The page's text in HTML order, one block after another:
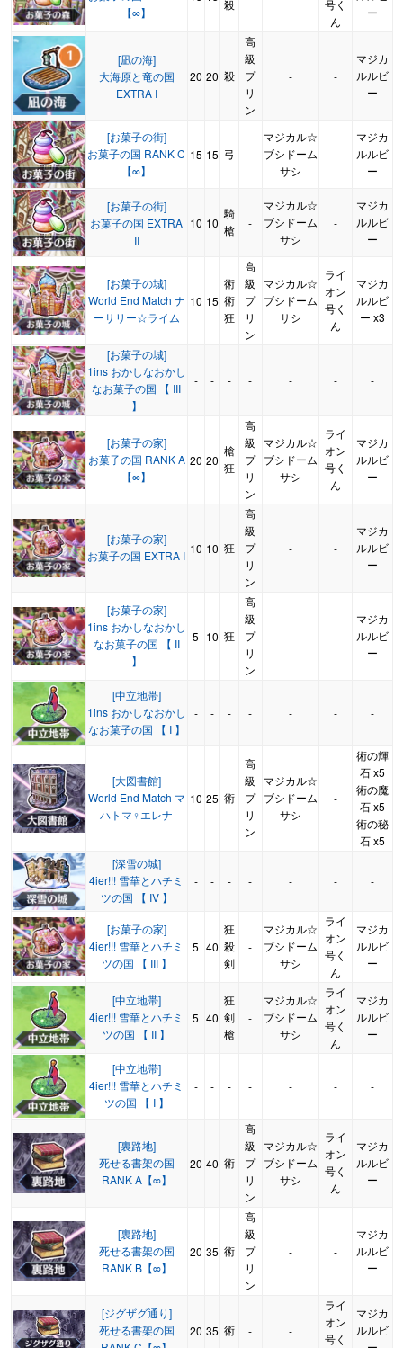
【∞】
殺
号く
ん
ー
[凪の海]
大海原と竜の国
EXTRA I
20 20 殺
高
級
プ
リ
ン
- -
マジカ
ルルビ
ー
[お菓子の街]
お菓子の国 RANK C
【∞】
15 15 弓 -
マジカル☆
ブシドーム
サシ
-
マジカ
ルルビ
ー
[お菓子の街]
お菓子の国 EXTRA
II
10 10
騎
槍
-
マジカル☆
ブシドーム
サシ
-
マジカ
ルルビ
ー
[お菓子の城]
World End Match ナ
ーサリー☆ライム
10 15
術
術
狂
高
級
プ
リ
ン
マジカル☆
ブシドーム
サシ
ライ
オン
号く
ん
マジカ
ルルビ
ー x3
[お菓子の城]
1ins おかしなおかし
なお菓子の国 【 III
】
- - - - - - -
[お菓子の家]
お菓子の国 RANK A
【∞】
20 20
槍
狂
高
級
プ
リ
ン
マジカル☆
ブシドーム
サシ
ライ
オン
号く
ん
マジカ
ルルビ
ー
[お菓子の家]
お菓子の国 EXTRA I 10 10 狂
高
級
プ
リ
ン
- -
マジカ
ルルビ
ー
[お菓子の家]
1ins おかしなおかし
なお菓子の国 【 II
】
5 10 狂
高
級
プ
リ
ン
- -
マジカ
ルルビ
ー
[中立地帯]
1ins おかしなおかし
なお菓子の国 【 I 】
- - - - - - -
[大図書館]
World End Match マ
ハトマ♀エレナ
10 25 術
高
級
プ
リ
ン
マジカル☆
ブシドーム
サシ
-
術の輝
石 x5
術の魔
石 x5
術の秘
石 x5
[深雪の城]
4ier!!! 雪華とハチミ
ツの国 【 IV 】
- - - - - - -
[お菓子の家]
4ier!!! 雪華とハチミ
ツの国 【 III 】
5 40
狂
殺
剣
-
マジカル☆
ブシドーム
サシ
ライ
オン
号く
ん
マジカ
ルルビ
ー
[中立地帯]
4ier!!! 雪華とハチミ
ツの国 【 II 】
5 40
狂
剣
槍
-
マジカル☆
ブシドーム
サシ
ライ
オン
号く
ん
マジカ
ルルビ
ー
[中立地帯]
4ier!!! 雪華とハチミ
ツの国 【 I 】
- - - - - - -
[裏路地]
死せる書架の国
RANK A【∞】
20 40 術
高
級
プ
リ
ン
マジカル☆
ブシドーム
サシ
ライ
オン
号く
ん
マジカ
ルルビ
ー
[裏路地]
死せる書架の国
RANK B【∞】
20 35 術
高
級
プ
リ
ン
- -
マジカ
ルルビ
ー
[ジグザグ通り]
死せる書架の国
20 35 術 - -
ライ
オン
号く
マジカ
ルルビ